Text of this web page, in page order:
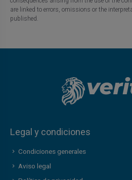
are linked to errors, omissions or the
published.
Legal y condiciones
Condiciones generales
Aviso legal